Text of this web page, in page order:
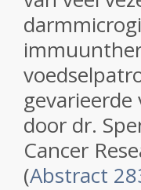
door dr.
Cancer
(Abstract